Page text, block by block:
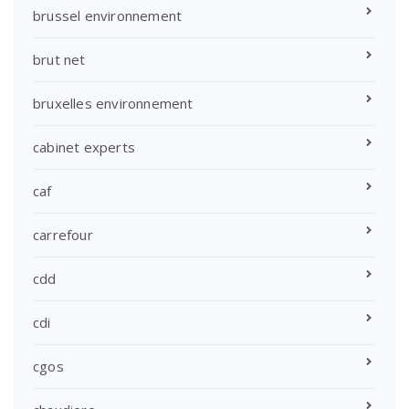
brussel environnement
brut net
bruxelles environnement
cabinet experts
caf
carrefour
cdd
cdi
cgos